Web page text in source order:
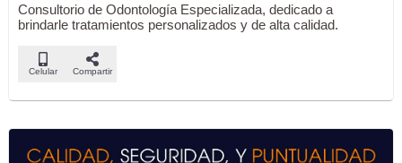
Consultorio de Odontología Especializada, dedicado a
brindarle tratamientos personalizados y de alta calidad.
Celular Compartir